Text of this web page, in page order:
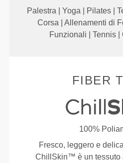
Palestra | Yoga | Pilates |
Corsa | Allenamenti di
Funzionali | Tennis
FIBER
100%
Fresco, leggero e
ChillSkin™ è un tessuto